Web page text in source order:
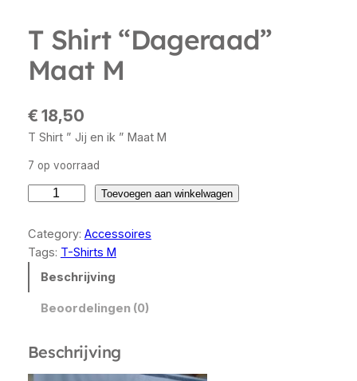
T Shirt “Dageraad”
Maat M
€ 18,50
T Shirt ” Jij en ik ” Maat M
7 op voorraad
h
i
r
g
e
Toevoegen aan winkelwagen
Category: Accessoires
Tags: T-Shirts M
Beschrijving
Beoordelingen (0)
Beschrijving